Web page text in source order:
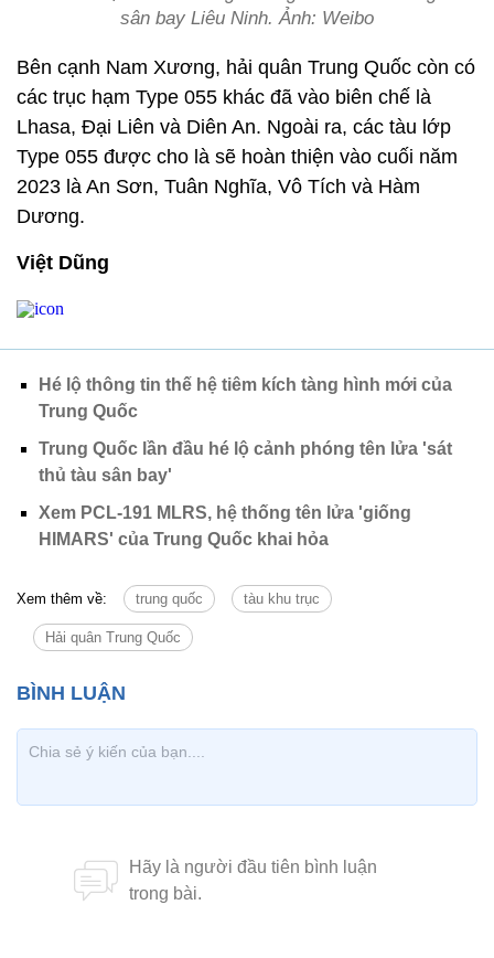
sân bay Liêu Ninh. Ảnh: Weibo
Bên cạnh Nam Xương, hải quân Trung Quốc còn có
các trục hạm Type 055 khác đã vào biên chế là
Lhasa, Đại Liên và Diên An. Ngoài ra, các tàu lớp
Type 055 được cho là sẽ hoàn thiện vào cuối năm
2023 là An Sơn, Tuân Nghĩa, Vô Tích và Hàm
Dương.
Việt Dũng
Hé lộ thông tin thế hệ tiêm kích tàng hình mới của
Trung Quốc
Trung Quốc lần đầu hé lộ cảnh phóng tên lửa 'sát
thủ tàu sân bay'
Xem PCL-191 MLRS, hệ thống tên lửa 'giống
HIMARS' của Trung Quốc khai hỏa
Xem thêm về: trung quốc tàu khu trục
Hải quân Trung Quốc